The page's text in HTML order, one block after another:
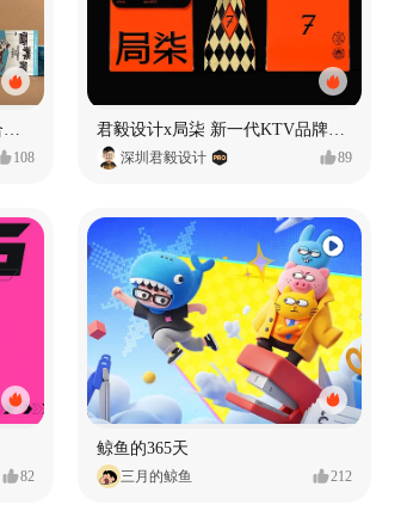
爪豆 PAWDOT｜宠物日常组合礼盒包装设计
108
君毅设计x局柒 新一代KTV品牌全案设计
深圳君毅设计 89
82
鲸鱼的365天
三月的鲸鱼 212